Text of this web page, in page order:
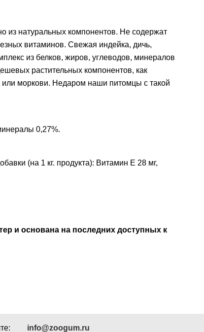
из натуральных компонентов. Не содержат
витаминов. Свежая индейка, дичь,
из белков, жиров, углеводов, минералов
растительных компонентов, как
или моркови. Недаром наши питомцы с такой
0,27%.
(на 1 кг. продукта): Витамин Е 28 мг,
и основана на последних доступных к
info@zoogum.ru